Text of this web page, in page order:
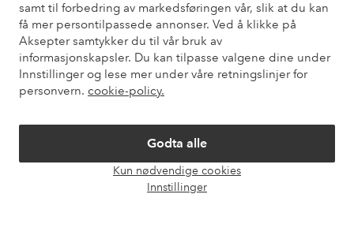
samt til forbedring av markedsføringen vår, slik at du kan
få mer persontilpassede annonser. Ved å klikke på
Aksepter samtykker du til vår bruk av
informasjonskapsler. Du kan tilpasse valgene dine under
Innstillinger og lese mer under våre retningslinjer for
personvern. cookie-policy.
Godta alle
Kun nødvendige cookies
Innstillinger
Kundeservice Betalingsmåte
Mine sider
Om Ellos